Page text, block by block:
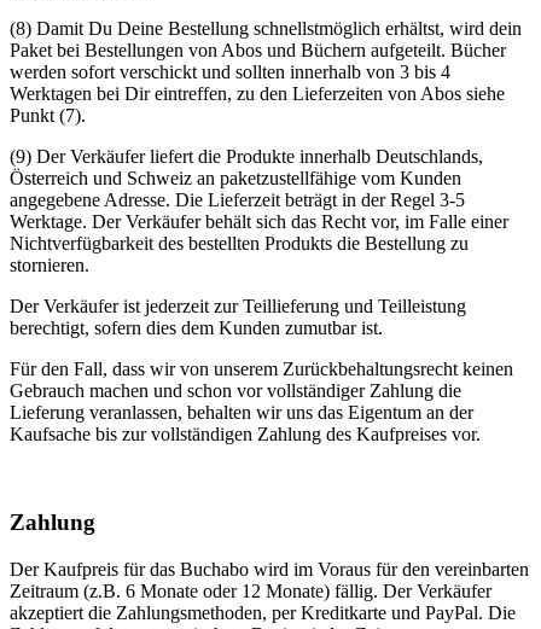
(8) Damit Du Deine Bestellung schnellstmöglich erhältst, wird dein
Paket bei Bestellungen von Abos und Büchern aufgeteilt. Bücher
werden sofort verschickt und sollten innerhalb von 3 bis 4
Werktagen bei Dir eintreffen, zu den Lieferzeiten von Abos siehe
Punkt (7).
(9) Der Verkäufer liefert die Produkte innerhalb Deutschlands,
Österreich und Schweiz an paketzustellfähige vom Kunden
angegebene Adresse. Die Lieferzeit beträgt in der Regel 3-5
Werktage. Der Verkäufer behält sich das Recht vor, im Falle einer
Nichtverfügbarkeit des bestellten Produkts die Bestellung zu
stornieren.
Der Verkäufer ist jederzeit zur Teillieferung und Teilleistung
berechtigt, sofern dies dem Kunden zumutbar ist.
Für den Fall, dass wir von unserem Zurückbehaltungsrecht keinen
Gebrauch machen und schon vor vollständiger Zahlung die
Lieferung veranlassen, behalten wir uns das Eigentum an der
Kaufsache bis zur vollständigen Zahlung des Kaufpreises vor.
Zahlung
Der Kaufpreis für das Buchabo wird im Voraus für den vereinbarten
Zeitraum (z.B. 6 Monate oder 12 Monate) fällig. Der Verkäufer
akzeptiert die Zahlungsmethoden, per Kreditkarte und PayPal. Die